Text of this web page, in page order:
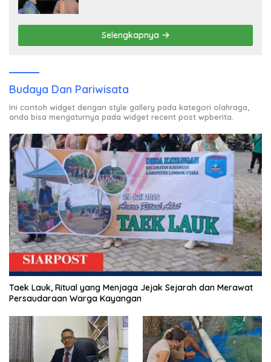
Selengkapnya
Budaya Dan Pariwisata
Ini contoh widget dengan style gallery pada kategori olahraga,
anda bisa mengaturnya pada widget recent post wpberita.
Taek Lauk, Ritual yang Menjaga Jejak Sejarah dan Merawat
Persaudaraan Warga Kayangan